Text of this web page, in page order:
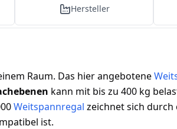
Hersteller
Raum. Das hier angebotene
kann mit bis zu 400 kg
Weitspannregal zeichnet sich durch
ist.